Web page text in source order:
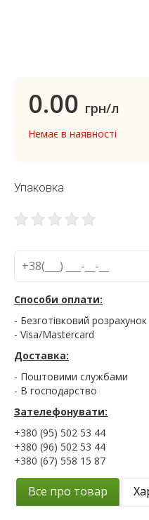
0.00 грн/л
Немає в наявності
Упаковка
Способи оплати:
- Безготівковий розрахунок
- Visa/Mastercard
Доставка:
- Поштовими службами
- В господарство
Зателефонувати:
+380 (95) 502 53 44
+380 (96) 502 53 44
+380 (67) 558 15 87
Все про товар